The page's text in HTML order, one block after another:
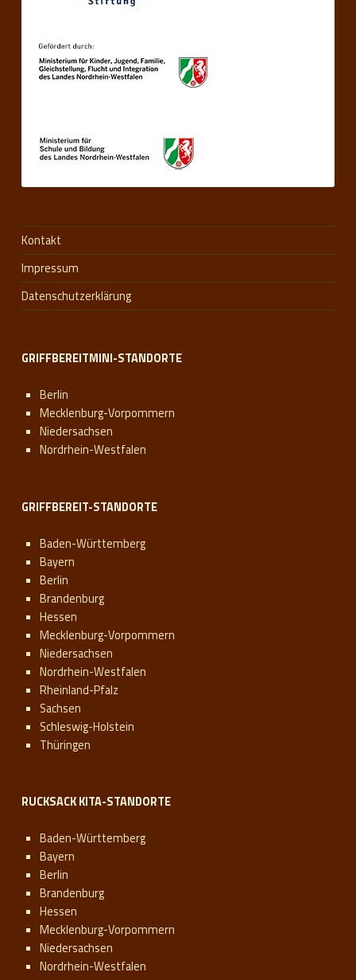
Kontakt
Impressum
Datenschutzerklärung
GRIFFBEREITMINI-STANDORTE
Berlin
Mecklenburg-Vorpommern
Niedersachsen
Nordrhein-Westfalen
GRIFFBEREIT-STANDORTE
Baden-Württemberg
Bayern
Berlin
Brandenburg
Hessen
Mecklenburg-Vorpommern
Niedersachsen
Nordrhein-Westfalen
Rheinland-Pfalz
Sachsen
Schleswig-Holstein
Thüringen
RUCKSACK KITA-STANDORTE
Baden-Württemberg
Bayern
Berlin
Brandenburg
Hessen
Mecklenburg-Vorpommern
Niedersachsen
Nordrhein-Westfalen